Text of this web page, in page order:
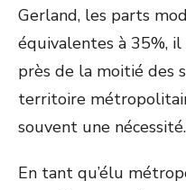
Gerland, les parts
équivalentes à 35%, il
près de la moitié des
territoire
souvent une nécessité.
En tant qu’élu